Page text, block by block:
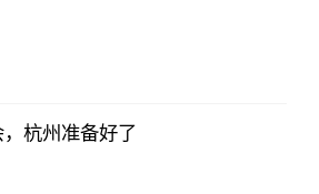
杭州准备好了